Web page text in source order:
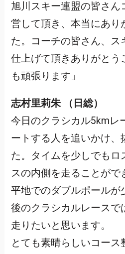
旭川スキー連盟の皆さん
営して頂き、本当にあり
た。コーチの皆さん、ス
仕上げて頂きありがとう
も頑張ります」
志村里莉朱 （日総）
今日のクラシカル5kmレ
ートする人を追いかけ、
た。タイムを少しでもロ
スの内側を走ることがで
平地でのダブルポールが
後のクラシカルレースで
走りたいと思います。
とても素晴らしいコース